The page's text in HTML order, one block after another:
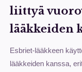
liittyä
lääkkeiden
Esbriet-lääkkeen
lääkkeiden kanssa,